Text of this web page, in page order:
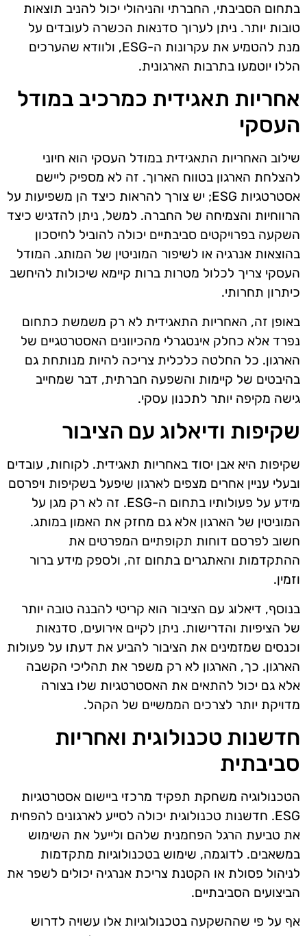
בתחום הסביבתי, החברתי והניהולי יכול להניב תוצאות
טובות יותר. ניתן לערוך סדנאות הכשרה לעובדים על
מנת להטמיע את עקרונות ה-ESG, ולוודא שהערכים
הללו יוטמעו בתרבות הארגונית.
אחריות תאגידית כמרכיב במודל
העסקי
שילוב האחריות התאגידית במודל העסקי הוא חיוני
להצלחת הארגון בטווח הארוך. זה לא מספיק ליישם
אסטרטגיות ESG; יש צורך להראות כיצד הן משפיעות על
הרווחיות והצמיחה של החברה. למשל, ניתן להדגיש כיצד
השקעה בפרויקטים סביבתיים יכולה להוביל לחיסכון
בהוצאות אנרגיה או לשיפור המוניטין של המותג. המודל
העסקי צריך לכלול מטרות ברות קיימא שיכולות להיחשב
כיתרון תחרותי.
באופן זה, האחריות התאגידית לא רק משמשת כתחום
נפרד אלא כחלק אינטגרלי מהכיוונים האסטרטגיים של
הארגון. כל החלטה כלכלית צריכה להיות מנותחת גם
בהיבטים של קיימות והשפעה חברתית, דבר שמחייב
גישה מקיפה יותר לתכנון עסקי.
שקיפות ודיאלוג עם הציבור
שקיפות היא אבן יסוד באחריות תאגידית. לקוחות, עובדים
ובעלי עניין אחרים מצפים לארגון שיפעל בשקיפות ויפרסם
מידע על פעולותיו בתחום ה-ESG. זה לא רק מגן על
המוניטין של הארגון אלא גם מחזק את האמון במותג.
חשוב לפרסם דוחות תקופתיים המפרטים את
ההתקדמות והאתגרים בתחום זה, ולספק מידע ברור
וזמין.
בנוסף, דיאלוג עם הציבור הוא קריטי להבנה טובה יותר
של הציפיות והדרישות. ניתן לקיים אירועים, סדנאות
וכנסים שמזמינים את הציבור להביע את דעתו על פעולות
הארגון. כך, הארגון לא רק משפר את תהליכי הקשבה
אלא גם יכול להתאים את האסטרטגיות שלו בצורה
מדויקת יותר לצרכים הממשיים של הקהל.
חדשנות טכנולוגית ואחריות
סביבתית
הטכנולוגיה משחקת תפקיד מרכזי ביישום אסטרטגיות
ESG. חדשנות טכנולוגית יכולה לסייע לארגונים להפחית
את טביעת הרגל הפחמנית שלהם ולייעל את השימוש
במשאבים. לדוגמה, שימוש בטכנולוגיות מתקדמות
לניהול פסולת או הקטנת צריכת אנרגיה יכולים לשפר את
הביצועים הסביבתיים.
אף על פי שההשקעה בטכנולוגיות אלו עשויה לדרוש